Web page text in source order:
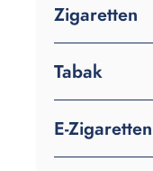
Zigaretten
Tabak
E-Zigaretten